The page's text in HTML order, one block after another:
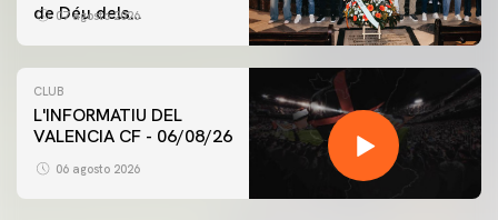
de Déu dels
07 agosto 2026
CLUB
L'INFORMATIU DEL
VALENCIA CF - 06/08/26
06 agosto 2026